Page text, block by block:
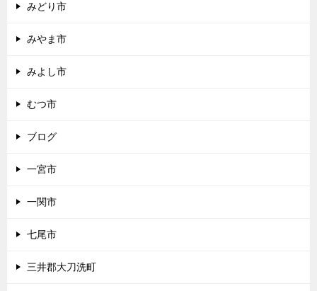
みどり市
みやま市
みよし市
むつ市
ブログ
一宮市
一関市
七尾市
三井郡大刀洗町